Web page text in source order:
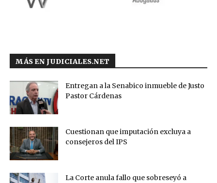
MÁS EN JUDICIALES.NET
Entregan a la Senabico inmueble de Justo
Pastor Cárdenas
Cuestionan que imputación excluya a
consejeros del IPS
La Corte anula fallo que sobreseyó a